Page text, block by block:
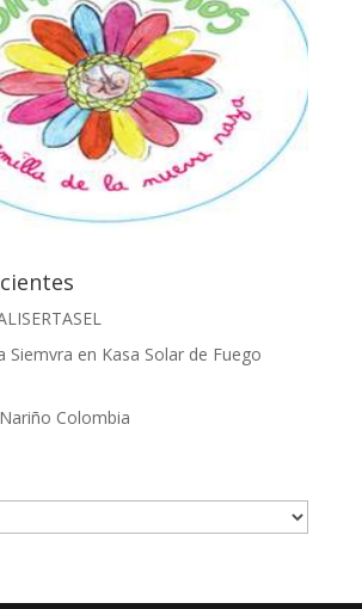
Siemvra en Kasa Solar de Fuego
Colombia